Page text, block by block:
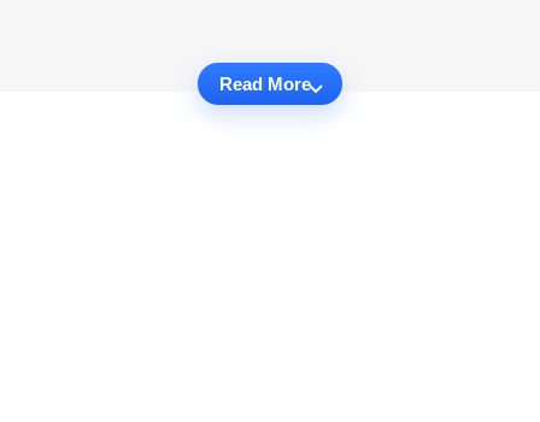
Read More